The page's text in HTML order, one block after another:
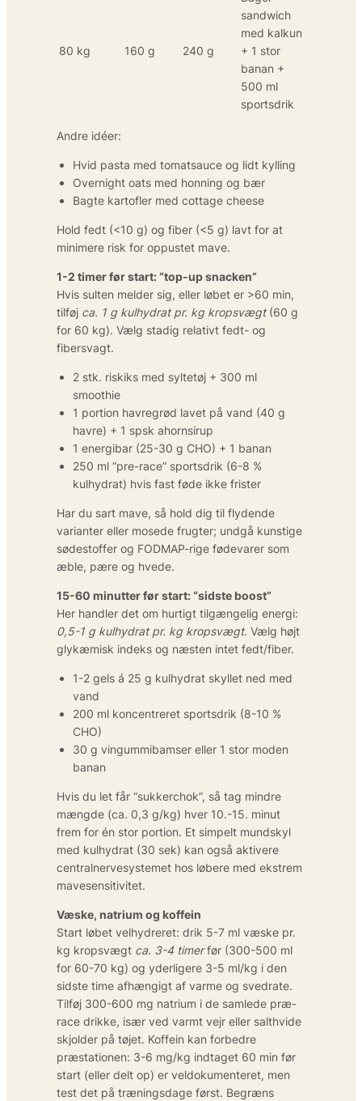
80 kg 160 g 240 g
sandwich
med kalkun
+ 1 stor
banan +
500 ml
sportsdrik
Andre idéer:
Hvid pasta med tomatsauce og lidt kylling
Overnight oats med honning og bær
Bagte kartofler med cottage cheese
Hold fedt (<10 g) og fiber (<5 g) lavt for at
minimere risk for oppustet mave.
1-2 timer før start: “top-up snacken”
Hvis sulten melder sig, eller løbet er >60 min,
tilføj ca. 1 g kulhydrat pr. kg kropsvægt(60 g
for 60 kg). Vælg stadig relativt fedt- og
fibersvagt.
2 stk. riskiks med syltetøj + 300 ml
smoothie
1 portion havregrød lavet på vand (40 g
havre) + 1 spsk ahornsirup
1 energibar (25-30 g CHO) + 1 banan
250 ml “pre-race” sportsdrik (6-8 %
kulhydrat) hvis fast føde ikke frister
Har du sart mave, så hold dig til flydende
varianter eller mosede frugter; undgå kunstige
sødestoffer og FODMAP-rige fødevarer som
æble, pære og hvede.
15-60 minutter før start: “sidste boost”
Her handler det om hurtigt tilgængelig energi:
0,5-1 g kulhydrat pr. kg kropsvægt. Vælg højt
glykæmisk indeks og næsten intet fedt/fiber.
1-2 gels á 25 g kulhydrat skyllet ned med
vand
200 ml koncentreret sportsdrik (8-10 %
CHO)
30 g vingummibamser eller 1 stor moden
banan
Hvis du let får “sukkerchok”, så tag mindre
mængde (ca. 0,3 g/kg) hver 10.-15. minut
frem for én stor portion. Et simpelt mundskyl
med kulhydrat (30 sek) kan også aktivere
centralnervesystemet hos løbere med ekstrem
mavesensitivitet.
Væske, natrium og koffein
Start løbet velhydreret: drik 5-7 ml væske pr.
kg kropsvægt ca. 3-4 timerfør (300-500 ml
for 60-70 kg) og yderligere 3-5 ml/kg i den
sidste time afhængigt af varme og svedrate.
Tilføj 300-600 mg natrium i de samlede præ-
race drikke, især ved varmt vejr eller salthvide
skjolder på tøjet. Koffein kan forbedre
præstationen: 3-6 mg/kg indtaget 60 min før
start (eller delt op) er veldokumenteret, men
test det på træningsdage først. Begræns